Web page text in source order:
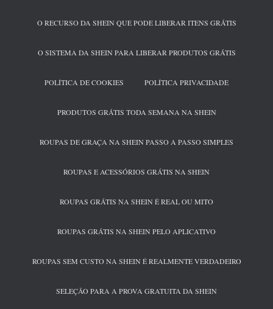
O RECURSO DA SHEIN QUE PODE LIBERAR ITENS GRÁTIS
O SISTEMA DA SHEIN PARA LIBERAR PRODUTOS GRÁTIS
POLÍTICA DE COOKIES POLÍTICA PRIVACIDADE
PRODUTOS GRÁTIS TODA SEMANA NA SHEIN
ROUPAS DE GRAÇA NA SHEIN PASSO A PASSO SIMPLES
ROUPAS E ACESSÓRIOS GRÁTIS NA SHEIN
ROUPAS GRÁTIS NA SHEIN É REAL OU MITO
ROUPAS GRÁTIS NA SHEIN PELO APLICATIVO
ROUPAS SEM CUSTO NA SHEIN É REALMENTE VERDADEIRO
SELEÇÃO PARA A PROVA GRATUITA DA SHEIN